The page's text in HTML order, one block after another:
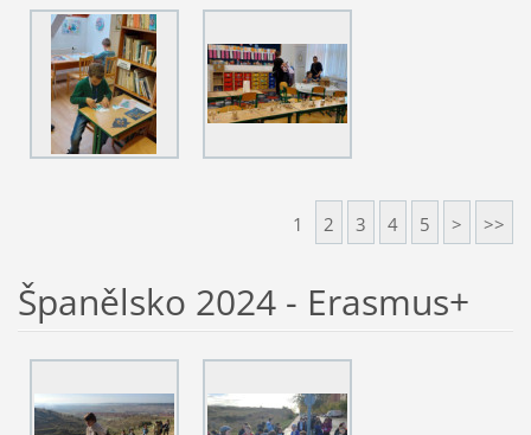
1 2 3 4 5 > >>
Španělsko 2024 - Erasmus+